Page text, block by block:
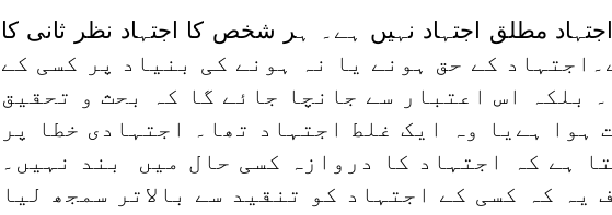
مطلق اجتہاد نہیں ہے۔ ہر شخص کا اجتہاد نظر ثانی کا
کے حق ہونے یا نہ ہونے کی بنیاد پر کسی کے
بلکہ اس اعتبار سے جانچا جائے گا کہ بحث و تحقیق
ہوا ہےیا وہ ایک غلط اجتہاد تھا۔ اجتہادی خطا پر
ہے کہ اجتہاد کا دروازہ کسی حال میں بند نہیں۔
یہ کہ کسی کے اجتہاد کو تنقید سے بالاتر سمجھ لیا